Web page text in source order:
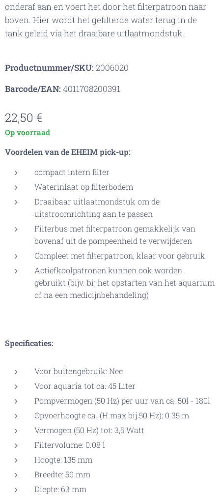
onderaf aan en voert het door het filterpatroon naar
boven. Hier wordt het gefilterde water terug in de
tank geleid via het draaibare uitlaatmondstuk.
Productnummer/SKU:2006020
Barcode/EAN:4011708200391
22,50 €
Op voorraad
Voordelen van de EHEIM pick-up:
compact intern filter
Waterinlaat op filterbodem
Draaibaar uitlaatmondstuk om de
uitstroomrichting aan te passen
Filterbus met filterpatroon gemakkelijk van
bovenaf uit de pompeenheid te verwijderen
Compleet met filterpatroon, klaar voor gebruik
Actiefkoolpatronen kunnen ook worden
gebruikt (bijv. bij het opstarten van het aquarium
of na een medicijnbehandeling)
Specificaties:
Voor buitengebruik: Nee
Voor aquaria tot ca: 45 Liter
Pompvermogen (50 Hz) per uur van ca: 50l - 180l
Opvoerhoogte ca. (H max bij 50 Hz): 0.35 m
Vermogen (50 Hz) tot: 3,5 Watt
Filtervolume: 0.08 l
Hoogte: 135 mm
Breedte: 50 mm
Diepte: 63 mm